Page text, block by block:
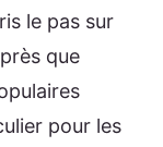
le pas sur
que
pour les